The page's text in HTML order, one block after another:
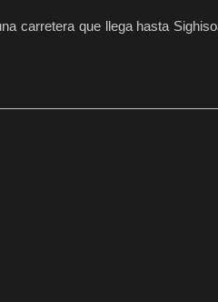
carretera que llega hasta